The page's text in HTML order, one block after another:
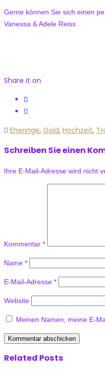
Gerne können Sie sich einen
Vanessa & Adele Reiss
Share it on
Eheringe, Gold, Hochzeit,
Schreiben Sie einen
Ihre E-Mail-Adresse wird nicht
Kommentar *
Name *
E-Mail-Adresse *
Website
Meinen Namen, meine E-
Related Posts